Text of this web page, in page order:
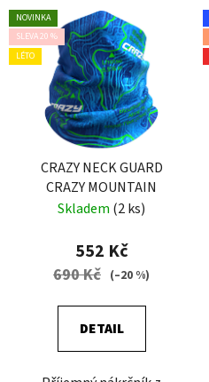
NOVINKA
SLEVA 20 %
LÉTO
CRAZY NECK GUARD
CRAZY MOUNTAIN
Skladem (2 ks)
552 Kč
690 Kč (–20 %)
DETAIL